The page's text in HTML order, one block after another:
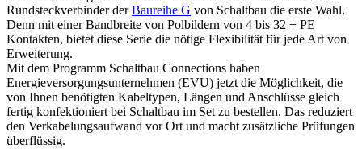
Rundsteckverbinder derBaureihe G von Schaltbau die erste Wahl.
Denn mit einer Bandbreite von Polbildern von 4 bis 32 + PE
Kontakten, bietet diese Serie die nötige Flexibilität für jede Art von
Erweiterung.
Mit dem Programm Schaltbau Connections haben
Energieversorgungsunternehmen (EVU) jetzt die Möglichkeit, die
von Ihnen benötigten Kabeltypen, Längen und Anschlüsse gleich
fertig konfektioniert bei Schaltbau im Set zu bestellen. Das reduziert
den Verkabelungsaufwand vor Ort und macht zusätzliche Prüfungen
überflüssig.